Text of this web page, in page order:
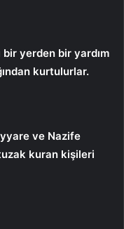
yerden bir yardım
kurtulurlar.
ve Nazife
kuran kişileri